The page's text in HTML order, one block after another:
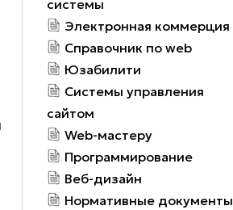
системы
Электронная коммерция
Справочник по web
Юзабилити
Системы управления
сайтом
Web-мастеру
Программирование
Веб-дизайн
Нормативные документы